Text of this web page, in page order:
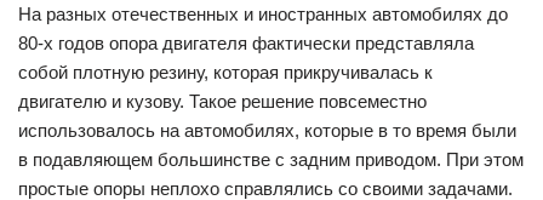
На разных отечественных и иностранных автомобилях до
80-х годов опора двигателя фактически представляла
собой плотную резину, которая прикручивалась к
двигателю и кузову. Такое решение повсеместно
использовалось на автомобилях, которые в то время были
в подавляющем большинстве с задним приводом. При этом
простые опоры неплохо справлялись со своими задачами.